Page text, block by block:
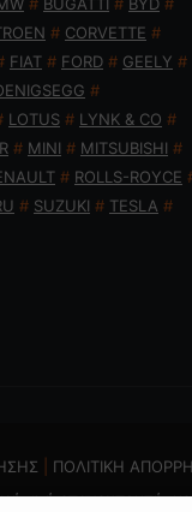
# CORVETTE #
FIAT # FORD # GEELY #
#
LOTUS # LYNK & CO #
# MINI # MITSUBISHI #
# ROLLS-ROYCE
# SUZUKI # TESLA #
ΠΟΛΙΤΙΚΗ
ή επανεκπομπή,